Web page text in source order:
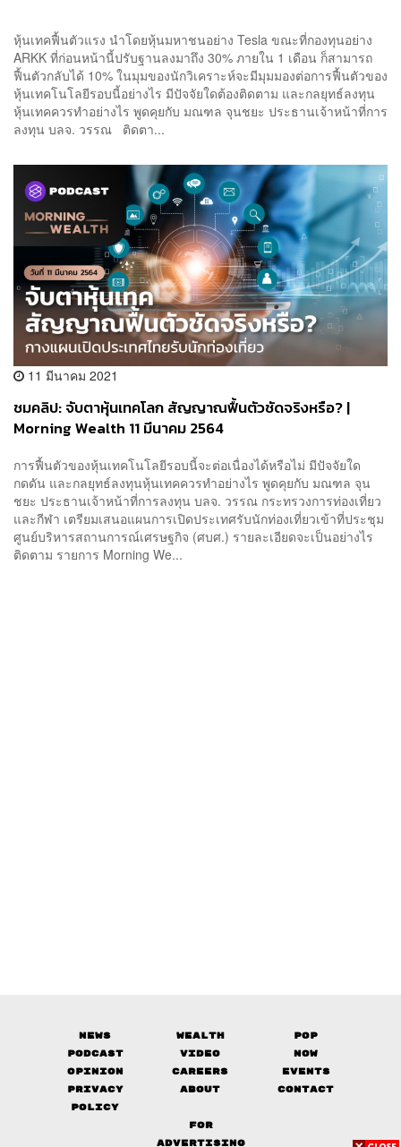
หุ้นเทคฟื้นตัวแรง นำโดยหุ้นมหาชนอย่าง Tesla ขณะที่กองทุนอย่าง
ARKK ที่ก่อนหน้านี้ปรับฐานลงมาถึง 30% ภายใน 1 เดือน ก็สามารถ
ฟื้นตัวกลับได้ 10% ในมุมของนักวิเคราะห์จะมีมุมมองต่อการฟื้นตัวของ
หุ้นเทคโนโลยีรอบนี้อย่างไร มีปัจจัยใดต้องติดตาม และกลยุทธ์ลงทุน
หุ้นเทคควรทำอย่างไร พูดคุยกับ มณฑล จุนชยะ ประธานเจ้าหน้าที่การ
ลงทุน บลจ. วรรณ ติดตา...
11 มีนาคม 2021
ชมคลิป: จับตาหุ้นเทคโลก สัญญาณฟื้นตัวชัดจริงหรือ? |
Morning Wealth 11 มีนาคม 2564
การฟื้นตัวของหุ้นเทคโนโลยีรอบนี้จะต่อเนื่องได้หรือไม่ มีปัจจัยใด
กดดัน และกลยุทธ์ลงทุนหุ้นเทคควรทำอย่างไร พูดคุยกับ มณฑล จุน
ชยะ ประธานเจ้าหน้าที่การลงทุน บลจ. วรรณ กระทรวงการท่องเที่ยว
และกีฬา เตรียมเสนอแผนการเปิดประเทศรับนักท่องเที่ยวเข้าที่ประชุม
ศูนย์บริหารสถานการณ์เศรษฐกิจ (ศบศ.) รายละเอียดจะเป็นอย่างไร
ติดตาม รายการ Morning We...
News Wealth
Pop
Podcast
Video
Now
Opinion
Careers
Events
Privacy
Policy
About Contact
FOR
ADVERTISING